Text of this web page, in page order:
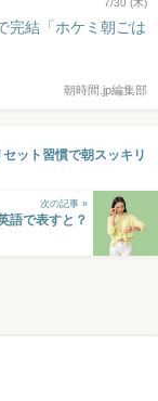
7/30 (木)
完結「ホケミ朝ごは
朝時間.jp編集部
ット習慣で朝スッキリ
次の記事 »
語で表すと？